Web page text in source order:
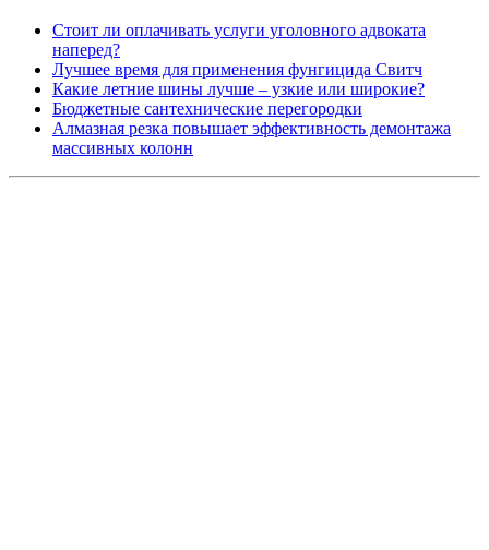
Стоит ли оплачивать услуги уголовного адвоката
наперед?
Лучшее время для применения фунгицида Свитч
Какие летние шины лучше – узкие или широкие?
Бюджетные сантехнические перегородки
Алмазная резка повышает эффективность демонтажа
массивных колонн